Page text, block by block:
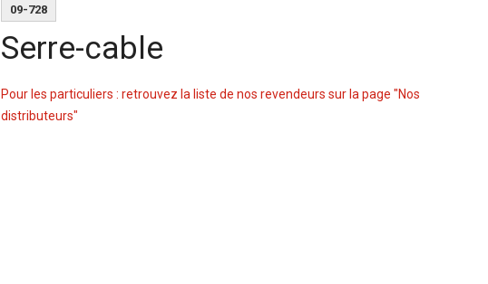
09-728
Serre-cable
Pour les particuliers : retrouvez la liste de nos revendeurs sur la page "Nos
distributeurs"